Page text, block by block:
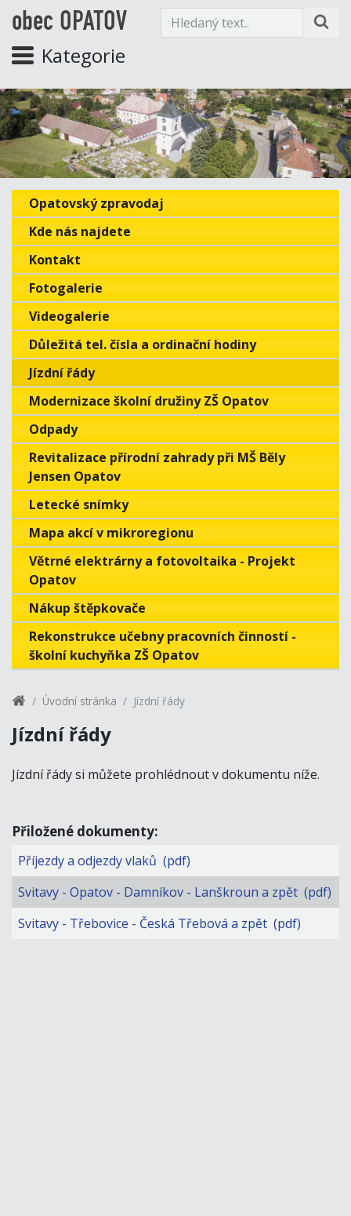
obec OPATOV
Kategorie
Opatovský zpravodaj
Kde nás najdete
Kontakt
Fotogalerie
Videogalerie
Důležitá tel. čísla a ordinační hodiny
Jízdní řády
Modernizace školní družiny ZŠ Opatov
Odpady
Revitalizace přírodní zahrady při MŠ Běly
Jensen Opatov
Letecké snímky
Mapa akcí v mikroregionu
Větrné elektrárny a fotovoltaika - Projekt
Opatov
Nákup štěpkovače
Rekonstrukce učebny pracovních činností -
školní kuchyňka ZŠ Opatov
Úvodní stránka Jízdní řády
Jízdní řády
Jízdní řády si můžete prohlédnout v dokumentu níže.
Přiložené dokumenty:
Příjezdy a odjezdy vlaků (pdf)
Svitavy - Opatov - Damníkov - Lanškroun a zpět (pdf)
Svitavy - Třebovice - Česká Třebová a zpět (pdf)